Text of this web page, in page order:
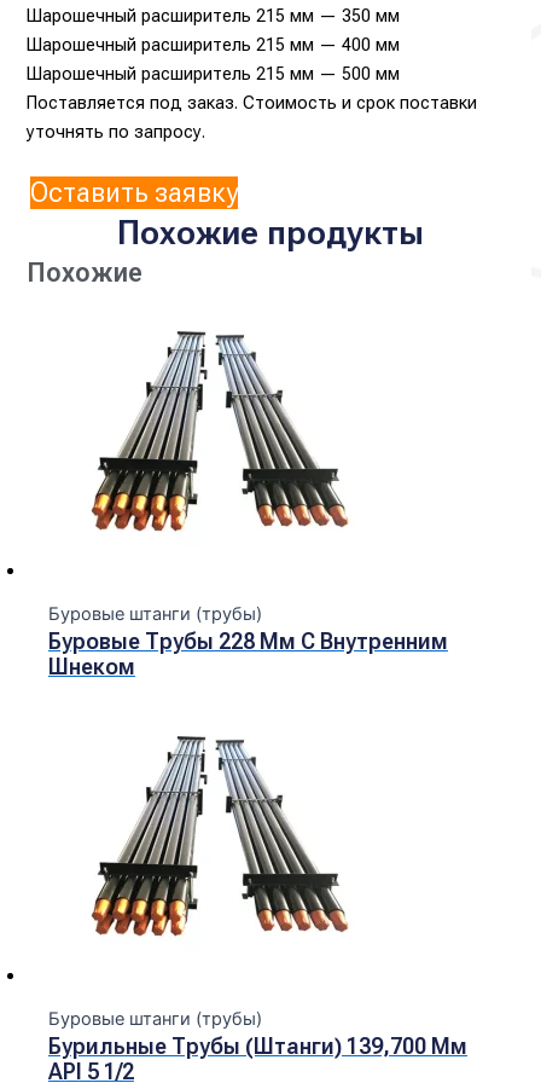
Шарошечный расширитель 215 мм — 350 мм
Шарошечный расширитель 215 мм — 400 мм
Шарошечный расширитель 215 мм — 500 мм
Поставляется под заказ. Стоимость и срок поставки
уточнять по запросу.
Оставить заявку
Похожие продукты
Похожие
Буровые штанги (трубы)
Буровые Трубы 228 Мм С Внутренним
Шнеком
Буровые штанги (трубы)
Бурильные Трубы (штанги) 139,700 Мм
API 5 1/2